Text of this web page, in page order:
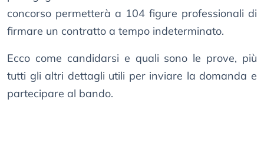
concorso permetterà a 104 figure professionali di
firmare un contratto a tempo indeterminato.
Ecco come candidarsi e quali sono le prove, più
tutti gli altri dettagli utili per inviare la domanda e
partecipare al bando.